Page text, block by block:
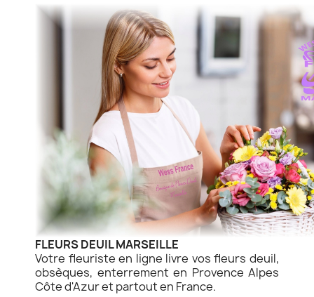
FLEURS DEUIL MARSEILLE
Votre fleuriste en ligne livre vos fleurs deuil,
obsèques, enterrement en Provence Alpes
Côte d'Azur et partout en France.